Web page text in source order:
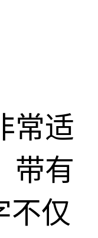
常适
带有
不仅